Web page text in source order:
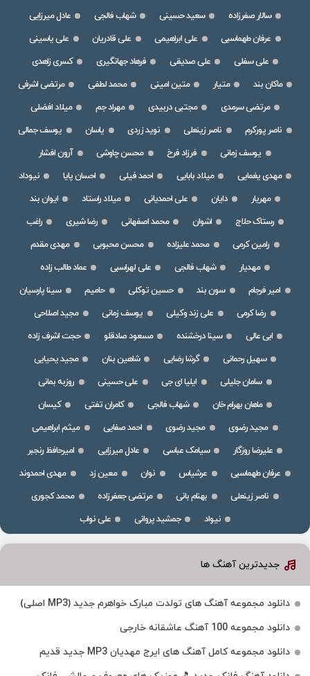
سالار صفرزاده
سعید حسینی شهاب فالجی
عادل میرزایی
عرفان طهماسبی
علی ابراهیمی علی قادریان
علی یاسینی
علی سفلی
علی صدیقی فرهاد جهانگیری
کسری زاهدی
ماکان بند
متیار متین امینی محمد لطفی
مرتضی اشرفی
مرتضی سرمدی
مجتبی دربیدی مهراد جم
میلاد افضلی
ناصر پورکرم
ناصر زینعلی نوید زردی یاسان
یوسف جمالی
یوسف زمانی
فرزاد فرخ محسن چاوشی
آرون افشار
مهدی یغمایی
میلاد بابایی احمد فیلی احسان پایا
نیوداد
مهریار
دایان علی احمدیانی میلاد راستاد
ایوان بند
رستاک حلاج
اشوان محمد اصفهانی رضا شیری
راغب
رامین کرمی
محمد علیزاده محسن محبوبی
مهدی مقدم
مهدیار
شهاب فالجی علی لهراسبی
عماد طالب زاده
امیر فرجام
سون بند حسین توکلی حامیم
سینا پارسیان
رضا کرمی
علی زند وکیلی یوسف زمانی
مجید اصلاحی
ابی عالی
سینا درخشنده مسعود صادقلو
حجت اشرف زاده
سهیل رحمانی
گرشا رضایی شاهین بنان
مجید یحیایی
سامان جلیلی
ایلیا ای جی علی حسینی
روزبه بمانی
ماهان بهرام خان
شهاب فالجی کامران تفتی
کیسان
مجید رضوی
مجید رضوی احمد صفایی
میثم ابراهیمی
علیرضا روزگار
سیامک عباسی عادل میرزایی
امیرحافظ رنجبر
عرفان طهماسبی
عرشیاس نوان معین زد
مهدی احمدوند
ناصر زینعلی
بهنام بانی مرتضی جعفرزاده
محمد کجوری
نیواد
جمشید پروانی علی نواب
جدیدترین آهنگ ها
دانلود مجموعه آهنگ های تولدت مبارک خواهرم جدید (MP3 اصلی)
دانلود مجموعه 100 آهنگ عاشقانه خارجی
دانلود مجموعه کامل آهنگ های ایرج مهدیان MP3 جدید قدیم